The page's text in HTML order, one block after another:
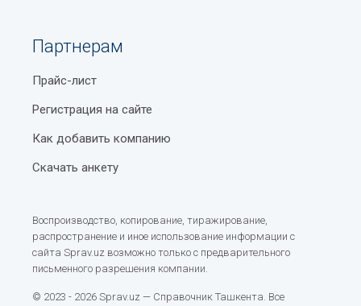
Партнерам
Прайс-лист
Регистрация на сайте
Как добавить компанию
Скачать анкету
Воспроизводство, копирование, тиражирование,
распространение и иное использование информации с
сайта Sprav.uz возможно только с предварительного
письменного разрешения компании.
© 2023 - 2026 Sprav.uz — Справочник Ташкента. Все